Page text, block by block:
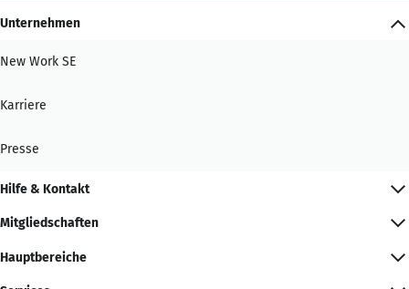
Unternehmen
New Work SE
Karriere
Presse
Hilfe & Kontakt
Mitgliedschaften
Hauptbereiche